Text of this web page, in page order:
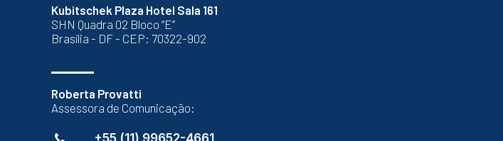
Kubitschek Plaza Hotel Sala 161
SHN Quadra 02 Bloco “E”
Brasília - DF - CEP: 70322-902
Roberta Provatti
Assessora de Comunicação:
+55 (11) 99652-4661